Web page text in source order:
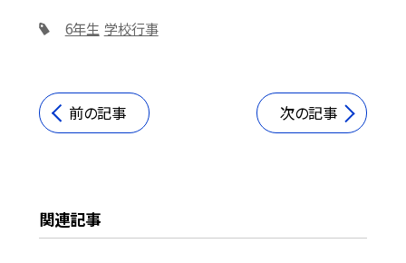
6年生 学校行事
前の記事 次の記事
関連記事